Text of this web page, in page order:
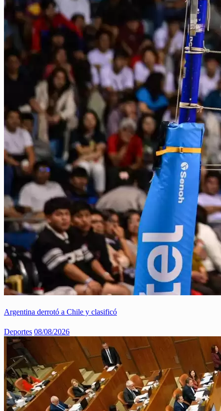
Argentina derrotó a Chile y clasificó
Deportes 08/08/2026